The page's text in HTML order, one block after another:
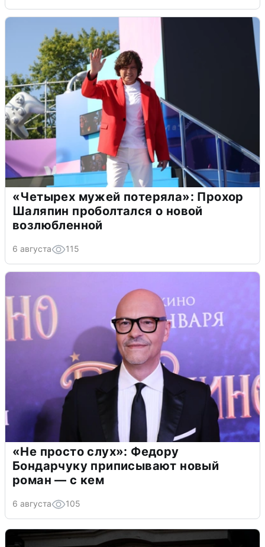
«Четырех мужей потеряла»: Прохор
Шаляпин проболтался о новой
возлюбленной
6 августа 115
«Не просто слух»: Федору
Бондарчуку приписывают новый
роман — с кем
6 августа 105